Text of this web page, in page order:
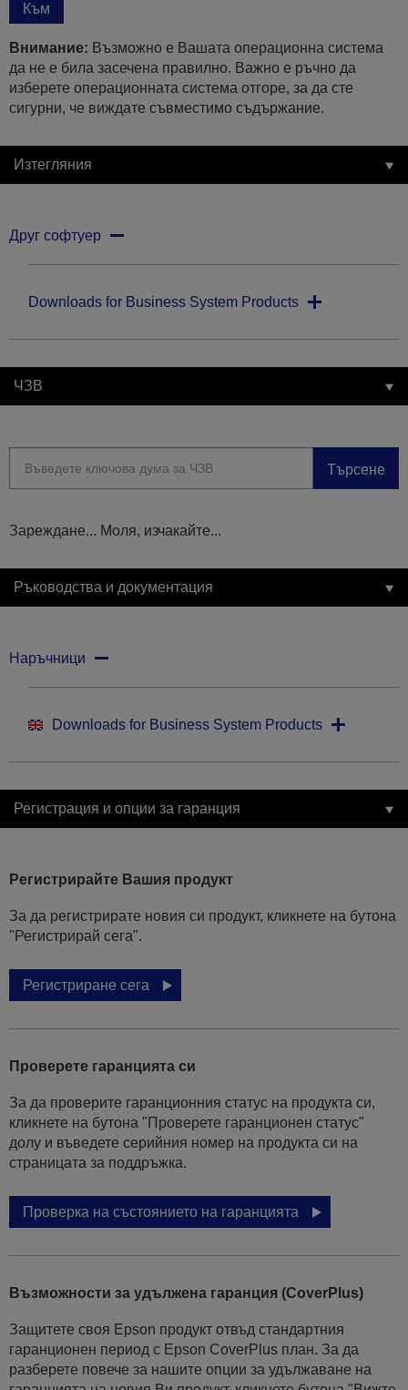
Към
Внимание: Възможно е Вашата операционна система
да не е била засечена правилно. Важно е ръчно да
изберете операционната система отгоре, за да сте
сигурни, че виждате съвместимо съдържание.
Изтегляния
Друг софтуер
Downloads for Business System Products
ЧЗВ
Търсене
Зареждане... Моля, изчакайте...
Ръководства и документация
Наръчници
Downloads for Business System Products
Регистрация и опции за гаранция
Регистрирайте Вашия продукт
За да регистрирате новия си продукт, кликнете на бутона
"Регистрирай сега".
Регистриране сега
Проверете гаранцията си
За да проверите гаранционния статус на продукта си,
кликнете на бутона "Проверете гаранционен статус"
долу и въведете серийния номер на продукта си на
страницата за поддръжка.
Проверка на състоянието на гаранцията
Възможности за удължена гаранция (CoverPlus)
Защитете своя Epson продукт отвъд стандартния
гаранционен период с Epson CoverPlus план. За да
разберете повече за нашите опции за удължаване на